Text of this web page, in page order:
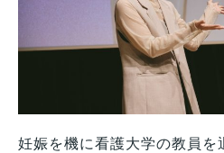
妊娠を機に看護大学の教員を